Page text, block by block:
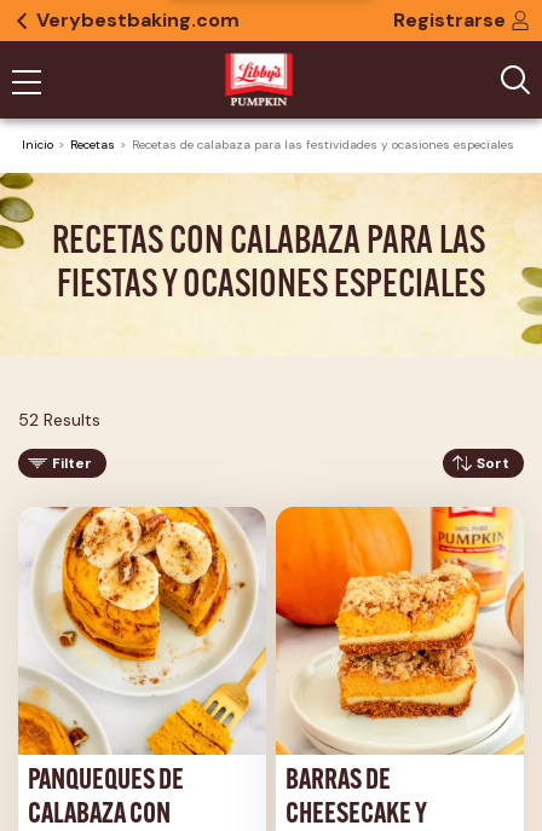
Verybestbaking.com Registrarse
Inicio Recetas Recetas de calabaza para las festividades y ocasiones especiales
RECETAS CON CALABAZA PARA LAS
FIESTAS Y OCASIONES ESPECIALES
52 Results
Filter Sort
PANQUEQUES DE
CALABAZA CON
BARRAS DE
CHEESECAKE Y